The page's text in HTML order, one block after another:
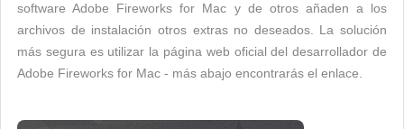
software Adobe Fireworks for Mac y de otros añaden a los
archivos de instalación otros extras no deseados. La solución
más segura es utilizar la página web oficial del desarrollador de
Adobe Fireworks for Mac - más abajo encontrarás el enlace.